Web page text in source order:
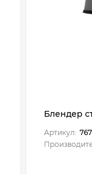
Блендер
Артикул: